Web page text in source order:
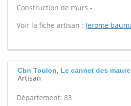
Construction de murs -
Voir la fiche artisan : Jerome
Cbn Toulon, Le cannet des
Artisan
Département: 83